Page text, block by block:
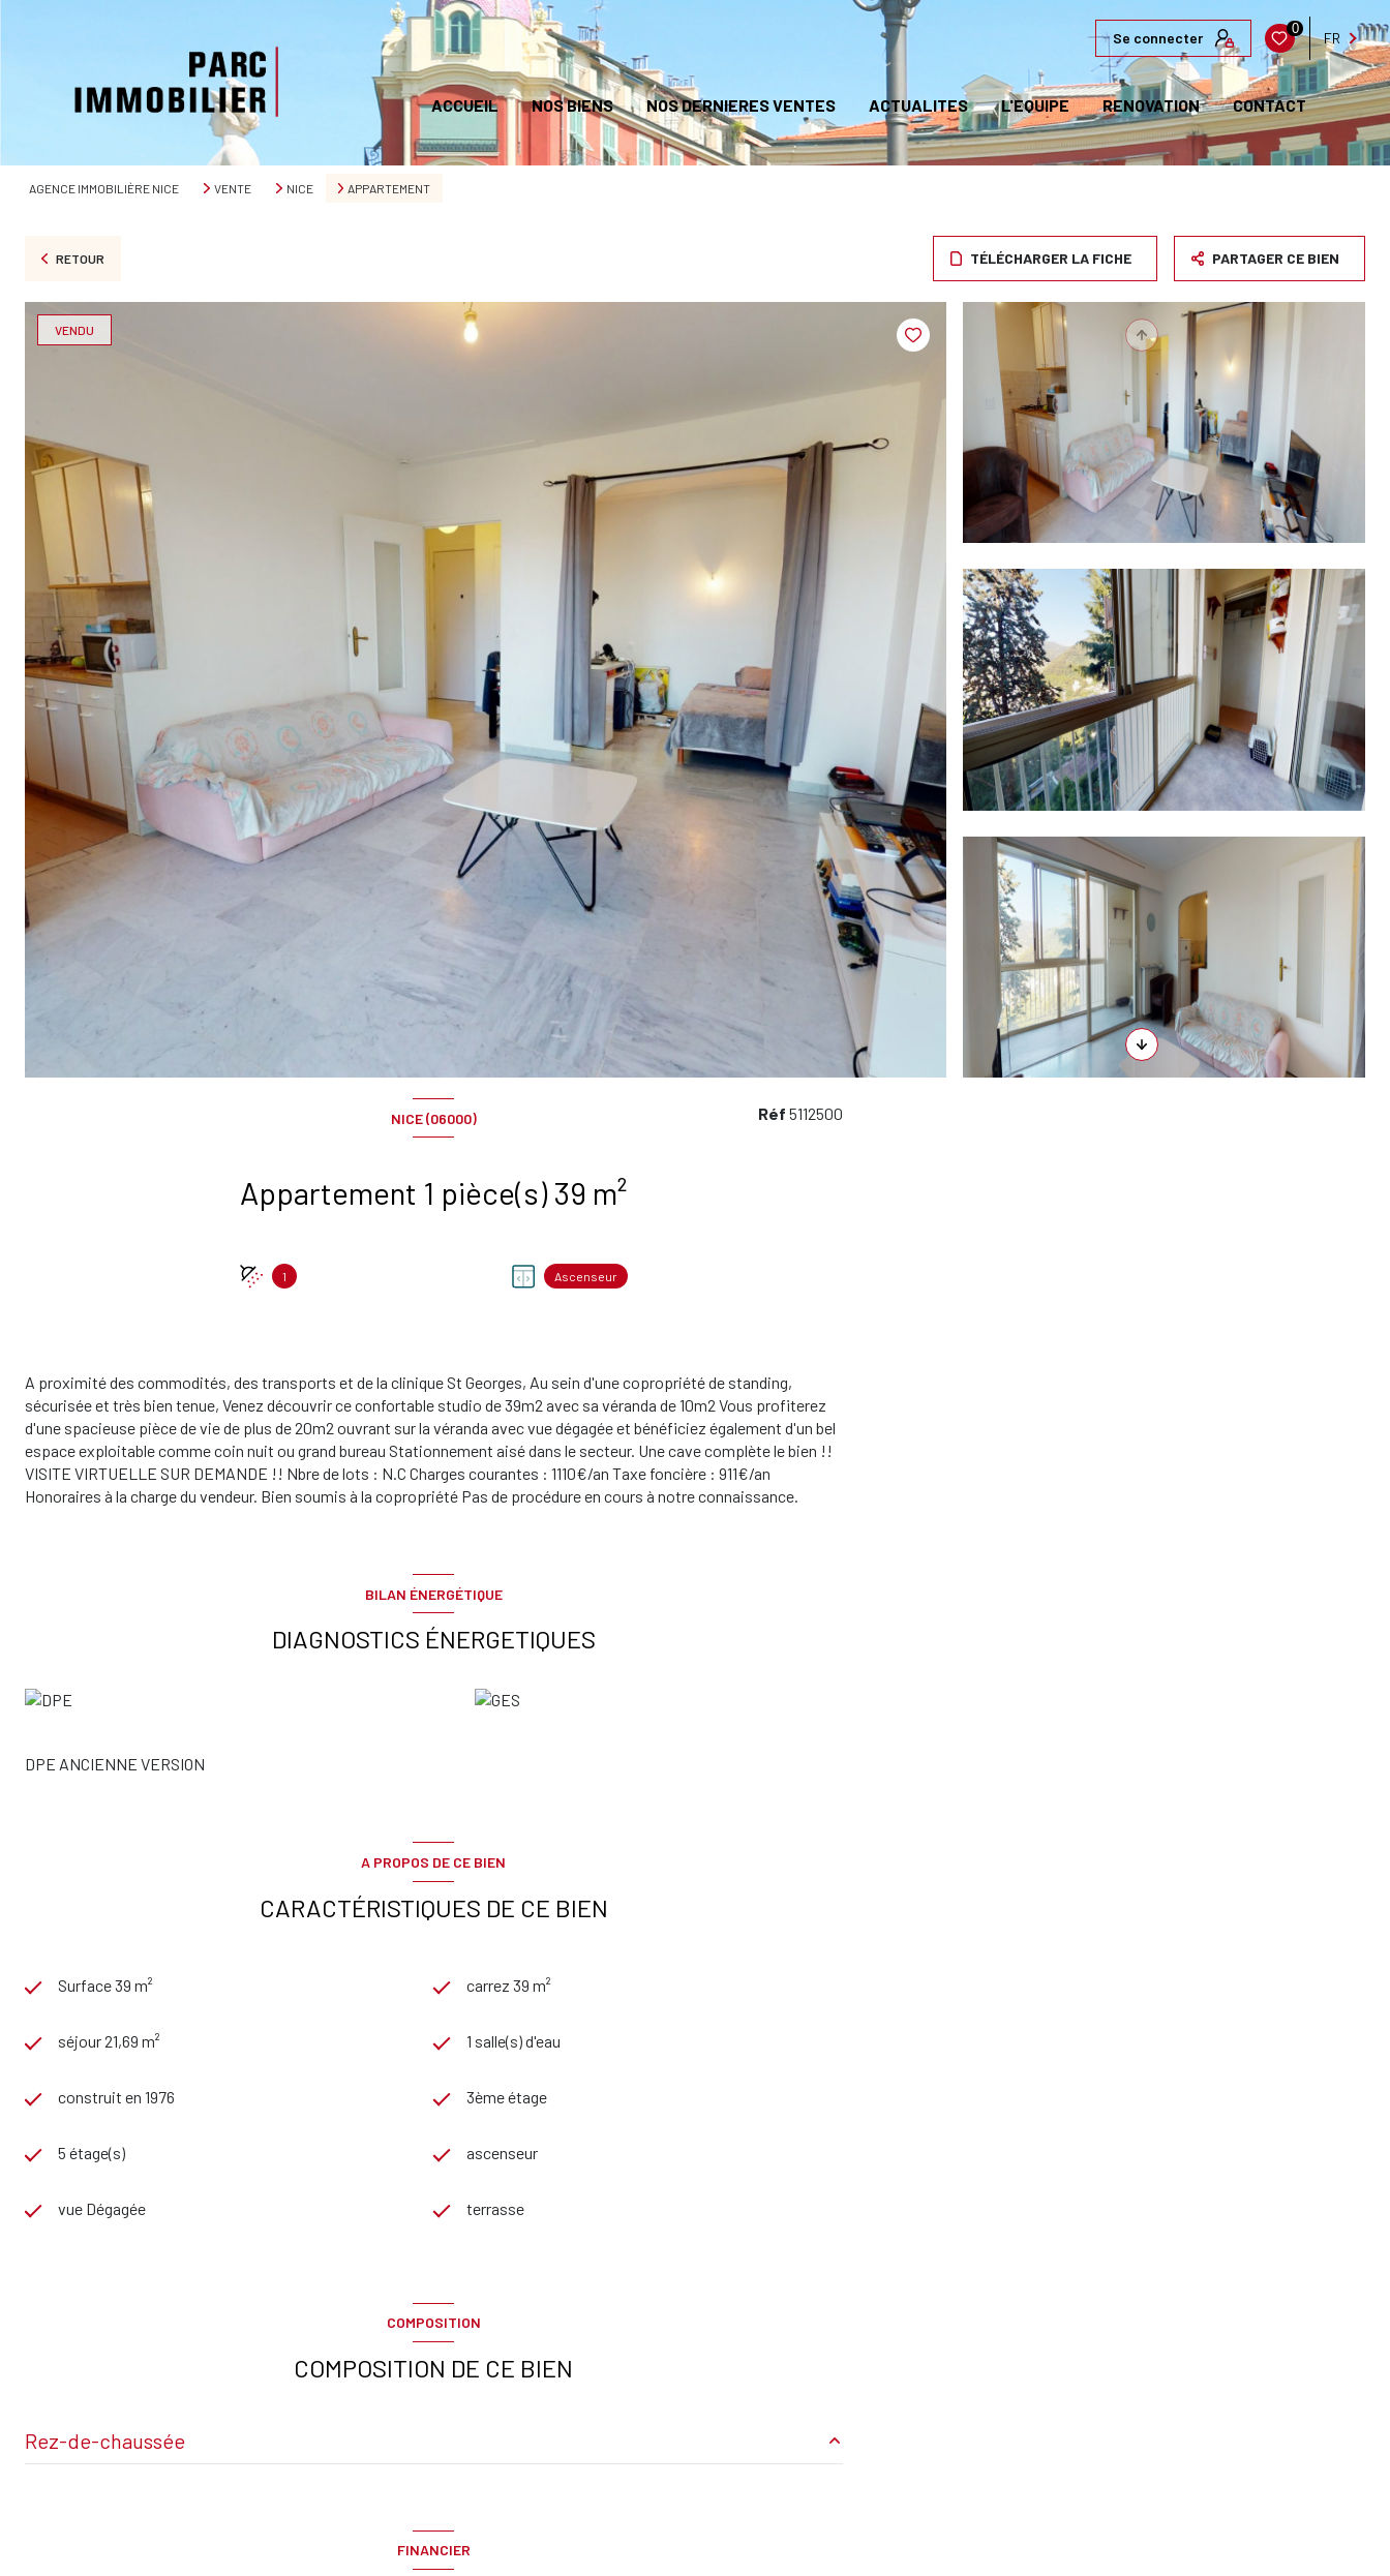
Se connecter
0
FR
ACCUEIL NOS BIENS NOS DERNIERES VENTES ACTUALITES L'EQUIPE RENOVATION CONTACT
AGENCE IMMOBILIÈRE NICE VENTE NICE APPARTEMENT
RETOUR TÉLÉCHARGER LA FICHE PARTAGER CE BIEN
VENDU
NICE (06000)
Appartement 1 pièce(s) 39 m²
1 Ascenseur
Réf 5112500
A proximité des commodités, des transports et de la clinique St Georges, Au sein d'une copropriété de standing,
sécurisée et très bien tenue, Venez découvrir ce confortable studio de 39m2 avec sa véranda de 10m2 Vous profiterez
d'une spacieuse pièce de vie de plus de 20m2 ouvrant sur la véranda avec vue dégagée et bénéficiez également d'un bel
espace exploitable comme coin nuit ou grand bureau Stationnement aisé dans le secteur. Une cave complète le bien !!
VISITE VIRTUELLE SUR DEMANDE !! Nbre de lots : N.C Charges courantes : 1110€/an Taxe foncière : 911€/an
Honoraires à la charge du vendeur. Bien soumis à la copropriété Pas de procédure en cours à notre connaissance.
BILAN ÉNERGÉTIQUE
DIAGNOSTICS ÉNERGETIQUES
DPE ANCIENNE VERSION
A PROPOS DE CE BIEN
CARACTÉRISTIQUES DE CE BIEN
Surface 39 m² carrez 39 m²
séjour 21,69 m² 1 salle(s) d'eau
construit en 1976 3ème étage
5 étage(s) ascenseur
vue Dégagée terrasse
COMPOSITION
COMPOSITION DE CE BIEN
Rez-de-chaussée
FINANCIER